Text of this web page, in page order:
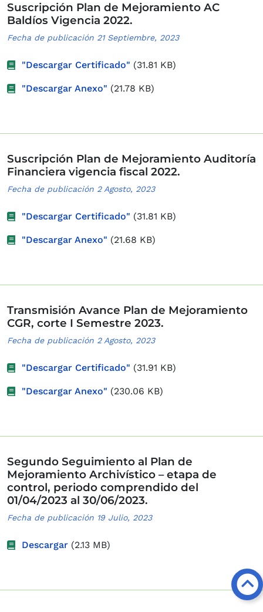
Suscripción Plan de Mejoramiento AC
Baldíos Vigencia 2022.
Fecha de publicación 21 Septiembre, 2023
"Descargar Certificado" (31.81 KB)
"Descargar Anexo" (21.78 KB)
Suscripción Plan de Mejoramiento Auditoría
Financiera vigencia fiscal 2022.
Fecha de publicación 2 Agosto, 2023
"Descargar Certificado" (31.81 KB)
"Descargar Anexo" (21.68 KB)
Transmisión Avance Plan de Mejoramiento
CGR, corte I Semestre 2023.
Fecha de publicación 2 Agosto, 2023
"Descargar Certificado" (31.91 KB)
"Descargar Anexo" (230.06 KB)
Segundo Seguimiento al Plan de
Mejoramiento Archivístico – etapa de
control, periodo comprendido del
01/04/2023 al 30/06/2023.
Fecha de publicación 19 Julio, 2023
Descargar (2.13 MB)